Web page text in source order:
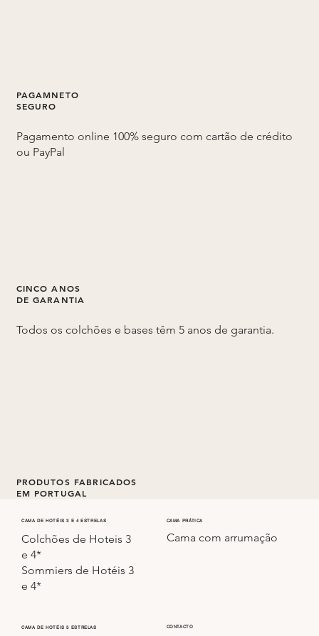
PAGAMNETO
SEGURO
Pagamento online 100% seguro com cartão de crédito
ou PayPal
CINCO ANOS
DE GARANTIA
Todos os colchões e bases têm 5 anos de garantia.
PRODUTOS FABRICADOS
EM PORTUGAL
Todos os colchões e sommiers são fabricados em
Portugal.
CAMA DE HOTÉIS 5 ESTRELAS
CAMA DE HOTÉIS 3 E 4 ESTRELAS
Colchões de Hoteis 3
e 4*
Sommiers de Hotéis 3
e 4*
CAMA PRÁTICA
Cama com arrumação
CONTACTO